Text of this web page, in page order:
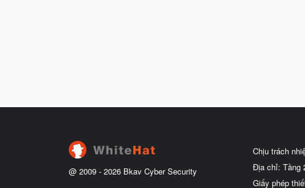
@ 2009 - 2026 Bkav Cyber Security
Chịu trách
Địa chỉ: Tầng
Giấy phép